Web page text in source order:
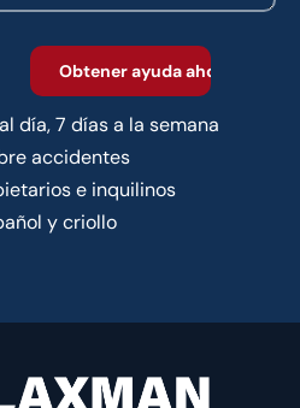
día, 7 días a la semana
accidentes
e inquilinos
y criollo